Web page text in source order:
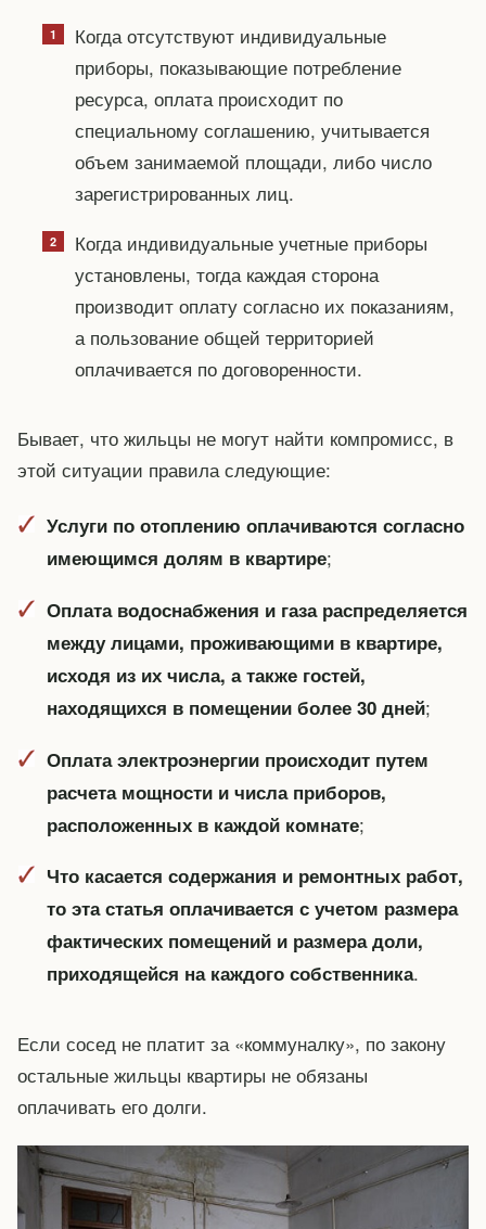
Когда отсутствуют индивидуальные
приборы, показывающие потребление
ресурса, оплата происходит по
специальному соглашению, учитывается
объем занимаемой площади, либо число
зарегистрированных лиц.
Когда индивидуальные учетные приборы
установлены, тогда каждая сторона
производит оплату согласно их показаниям,
а пользование общей территорией
оплачивается по договоренности.
Бывает, что жильцы не могут найти компромисс, в
этой ситуации правила следующие:
Услуги по отоплению оплачиваются согласно
имеющимся долям в квартире;
Оплата водоснабжения и газа распределяется
между лицами, проживающими в квартире,
исходя из их числа, а также гостей,
находящихся в помещении более 30 дней;
Оплата электроэнергии происходит путем
расчета мощности и числа приборов,
расположенных в каждой комнате;
Что касается содержания и ремонтных работ,
то эта статья оплачивается с учетом размера
фактических помещений и размера доли,
приходящейся на каждого собственника.
Если сосед не платит за «коммуналку», по закону
остальные жильцы квартиры не обязаны
оплачивать его долги.